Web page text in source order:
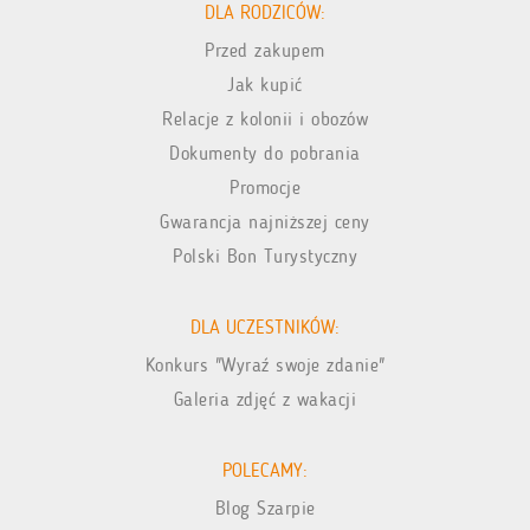
DLA RODZICÓW:
Przed zakupem
Jak kupić
Relacje z kolonii i obozów
Dokumenty do pobrania
Promocje
Gwarancja najniższej ceny
Polski Bon Turystyczny
DLA UCZESTNIKÓW:
Konkurs "Wyraź swoje zdanie"
Galeria zdjęć z wakacji
POLECAMY:
Blog Szarpie